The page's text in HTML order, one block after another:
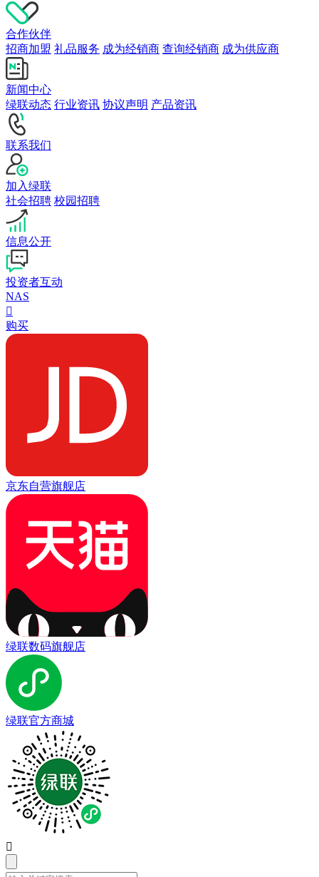
合作伙伴
招商加盟 礼品服务 成为经销商 查询经销商 成为供应商
新闻中心
绿联动态 行业资讯 协议声明 产品资讯
联系我们
加入绿联
社会招聘 校园招聘
信息公开
投资者互动
NAS

购买
京东自营旗舰店
绿联数码旗舰店
绿联官方商城
